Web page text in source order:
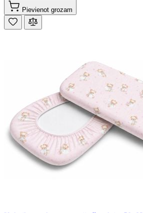
Pievienot grozam